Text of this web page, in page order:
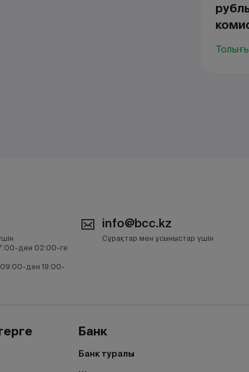
ден 02:00-ге
ден 19:00-
info@bcc.kz
Сұрақтар мен ұсыныстар үшін
Банк
Банк туралы